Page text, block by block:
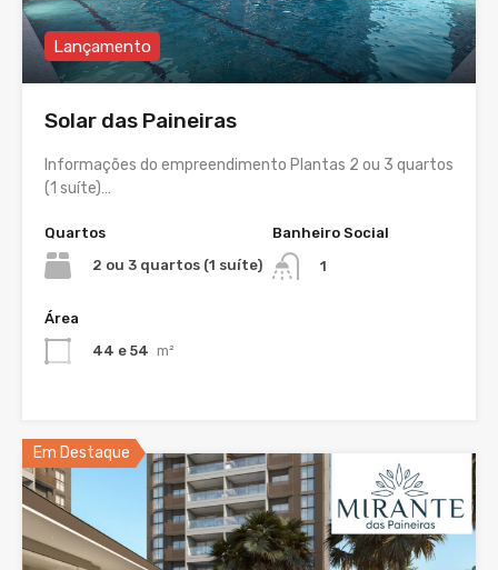
Lançamento
Solar das Paineiras
Informações do empreendimento Plantas 2 ou 3 quartos
(1 suíte)…
Quartos
2 ou 3 quartos (1 suíte)
Banheiro Social
1
Área
44 e 54 m²
Em Destaque